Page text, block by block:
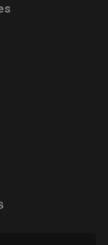
nueva)
ventana nueva)
(abre en
nueva)
en ventana nueva)
(abre en ventana
nueva)